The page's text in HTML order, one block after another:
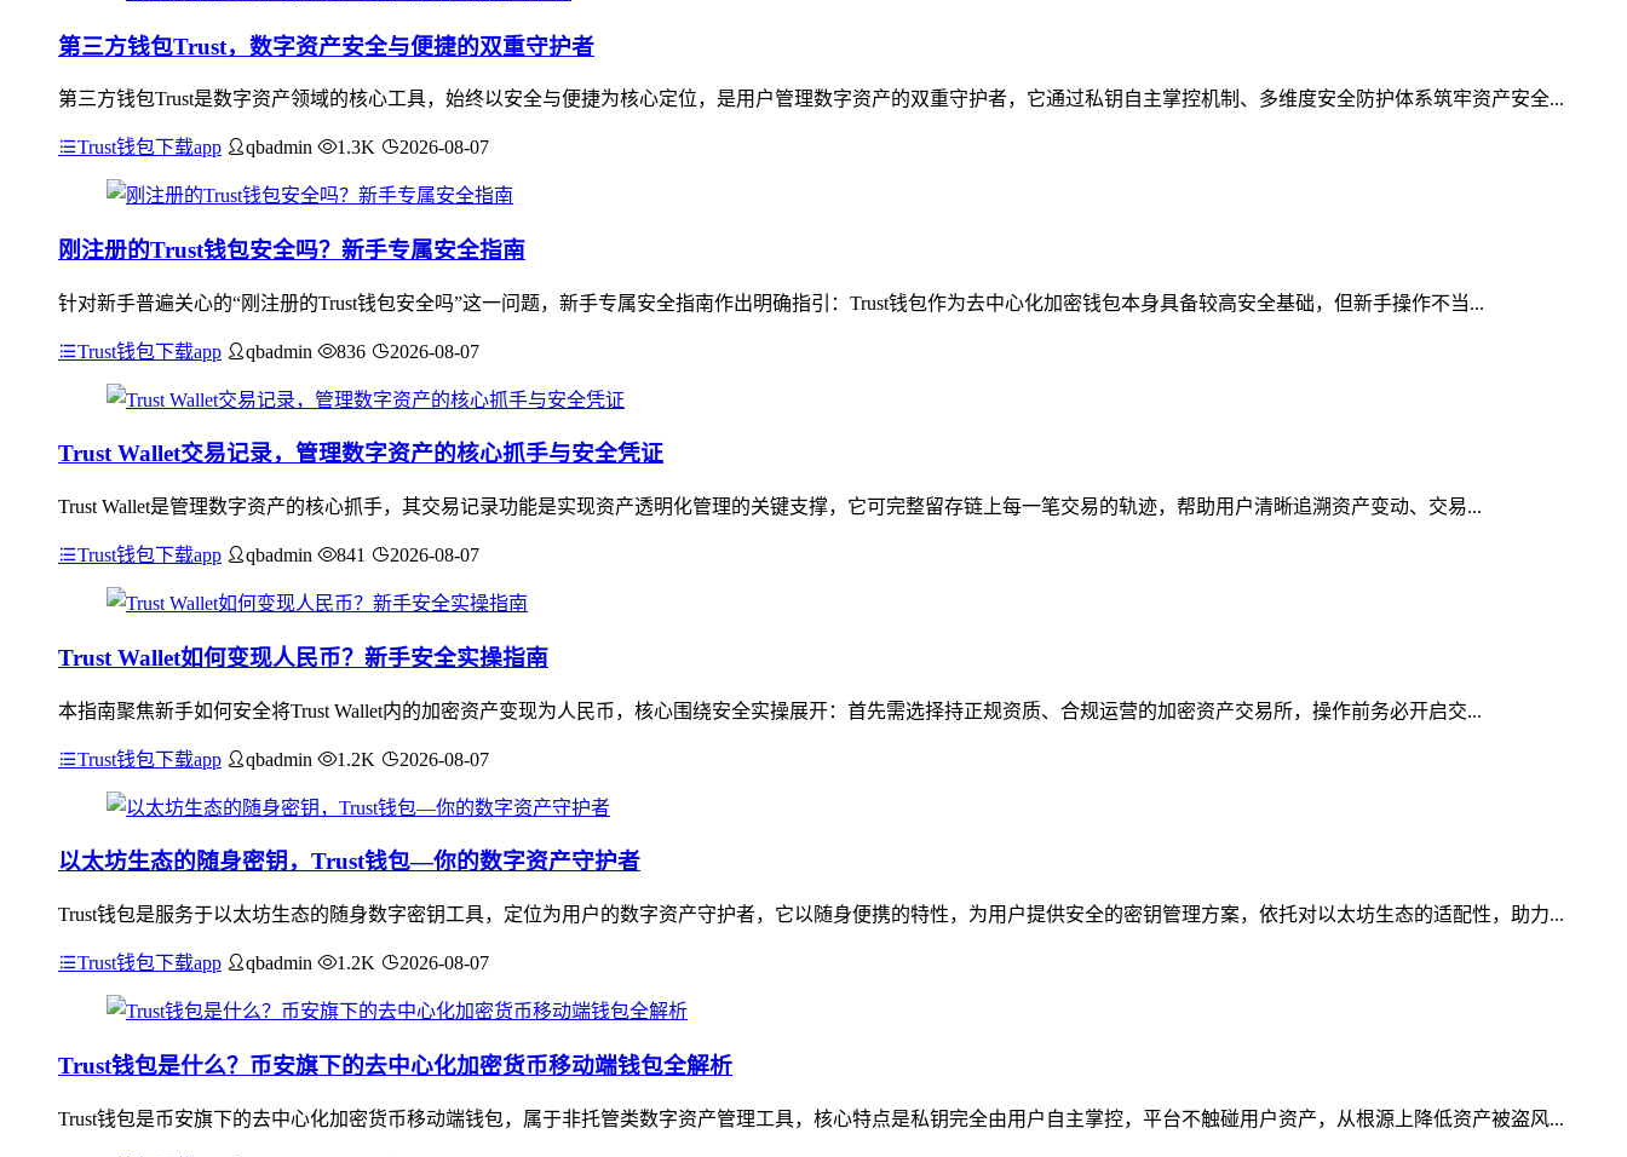
第三方钱包Trust，数字资产安全与便捷的双重守护者
第三方钱包Trust是数字资产领域的核心工具，始终以安全与便捷为核心定位，是用户管理数字资产的双重守护者，它通过私钥自主掌控机制、多维度安全防护体系筑牢资产安全...
Trust钱包下载app qbadmin 1.3K 2026-08-07
刚注册的Trust钱包安全吗？新手专属安全指南
针对新手普遍关心的“刚注册的Trust钱包安全吗”这一问题，新手专属安全指南作出明确指引：Trust钱包作为去中心化加密钱包本身具备较高安全基础，但新手操作不当...
Trust钱包下载app qbadmin 836 2026-08-07
Trust Wallet交易记录，管理数字资产的核心抓手与安全凭证
Trust Wallet是管理数字资产的核心抓手，其交易记录功能是实现资产透明化管理的关键支撑，它可完整留存链上每一笔交易的轨迹，帮助用户清晰追溯资产变动、交易...
Trust钱包下载app qbadmin 841 2026-08-07
Trust Wallet如何变现人民币？新手安全实操指南
本指南聚焦新手如何安全将Trust Wallet内的加密资产变现为人民币，核心围绕安全实操展开：首先需选择持正规资质、合规运营的加密资产交易所，操作前务必开启交...
Trust钱包下载app qbadmin 1.2K 2026-08-07
以太坊生态的随身密钥，Trust钱包—你的数字资产守护者
Trust钱包是服务于以太坊生态的随身数字密钥工具，定位为用户的数字资产守护者，它以随身便携的特性，为用户提供安全的密钥管理方案，依托对以太坊生态的适配性，助力...
Trust钱包下载app qbadmin 1.2K 2026-08-07
Trust钱包是什么？币安旗下的去中心化加密货币移动端钱包全解析
Trust钱包是币安旗下的去中心化加密货币移动端钱包，属于非托管类数字资产管理工具，核心特点是私钥完全由用户自主掌控，平台不触碰用户资产，从根源上降低资产被盗风...